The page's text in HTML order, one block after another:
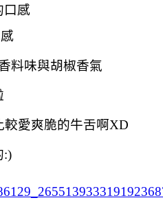
口感
料味與胡椒香氣
愛爽脆的牛舌啊XD
:)